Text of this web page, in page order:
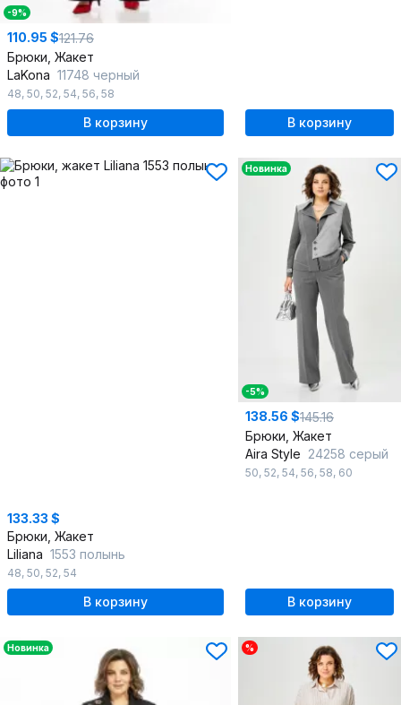
-9%
110.95 $121.76
Брюки, Жакет
LaKona 11748 черный
48, 50, 52, 54, 56, 58
В корзину В корзину
133.33 $
Брюки, Жакет
Liliana 1553 полынь
48, 50, 52, 54
В корзину
Новинка
-5%
138.56 $145.16
Брюки, Жакет
Aira Style 24258 серый
50, 52, 54, 56, 58, 60
В корзину
Новинка %